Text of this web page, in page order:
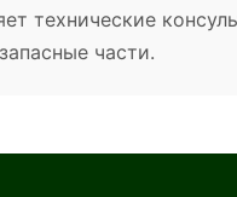
технические
части.